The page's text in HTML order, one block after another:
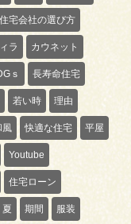
住宅会社の選び方
ラ カウネット
ｓ 長寿命住宅
若い時 理由
風 快適な住宅 平屋
Youtube
住宅ローン
夏 期間 服装